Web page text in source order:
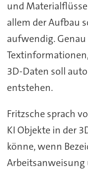
und
allem der Aufbau
aufwendig.
3D-Daten soll
entstehen.
Fritzsche sprach
KI Objekte in der
könne, wenn